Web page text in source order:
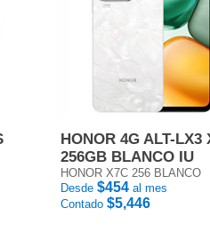
HONOR 4G ALT-LX3
256GB BLANCO IU
HONOR X7C 256 BLANCO
Desde $454 al mes
Contado $5,446